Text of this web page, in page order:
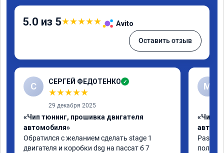
5.0 из 5★★★★★ Avito
Оставить отзыв
С СЕРГЕЙ ФЕДОТЕНКО ✓
★★★★★
29 декабря 2025
«Чип тюнинг, прошивка двигателя
автомобиля»
Обратился с желанием сделать stage 1
двигателя и коробки dsg на пассат б 7
M
«Чип
Passat